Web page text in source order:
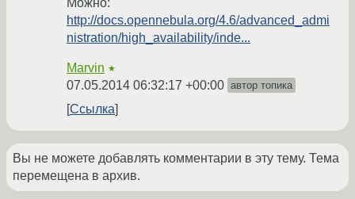
Можно:
http://docs.opennebula.org/4.6/advanced_admi
nistration/high_availability/inde...
Marvin ★
07.05.2014 06:32:17 +00:00 автор топика
Ссылка
Вы не можете добавлять комментарии в эту тему. Тема
перемещена в архив.